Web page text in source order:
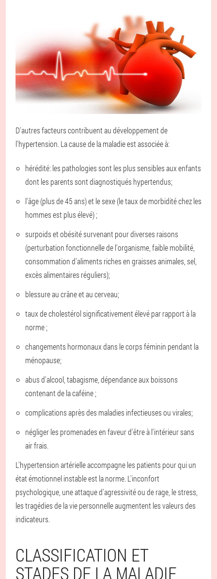
D'autres facteurs contribuent au développement de
l'hypertension. La cause de la maladie est associée à:
hérédité: les pathologies sont les plus sensibles aux enfants
dont les parents sont diagnostiqués hypertendus;
l'âge (plus de 45 ans) et le sexe (le taux de morbidité chez les
hommes est plus élevé) ;
surpoids et obésité survenant pour diverses raisons
(perturbation fonctionnelle de l'organisme, faible mobilité,
consommation d'aliments riches en graisses animales, sel,
excès alimentaires réguliers);
blessure au crâne et au cerveau;
taux de cholestérol significativement élevé par rapport à la
norme ;
changements hormonaux dans le corps féminin pendant la
ménopause;
abus d'alcool, tabagisme, dépendance aux boissons
contenant de la caféine ;
complications après des maladies infectieuses ou virales;
négliger les promenades en faveur d'être à l'intérieur sans
air frais.
L'hypertension artérielle accompagne les patients pour qui un
état émotionnel instable est la norme. L'inconfort
psychologique, une attaque d'agressivité ou de rage, le stress,
les tragédies de la vie personnelle augmentent les valeurs des
indicateurs.
CLASSIFICATION ET
STADES DE LA MALADIE